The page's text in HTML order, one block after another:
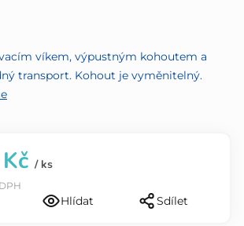
víkem, výpustným kohoutem a
transport. Kohout je vyměnitelný.
/ ks
Hlídat Sdílet